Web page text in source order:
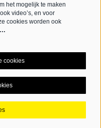
het mogelijk te maken
video’s, en voor
cookies worden ook
cookies